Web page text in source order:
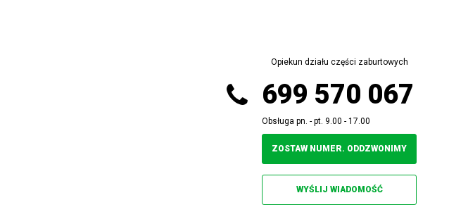
Opiekun działu części zaburtowych
699 570 067
Obsługa pn. - pt. 9.00 - 17.00
ZOSTAW NUMER. ODDZWONIMY
WYŚLIJ WIADOMOŚĆ